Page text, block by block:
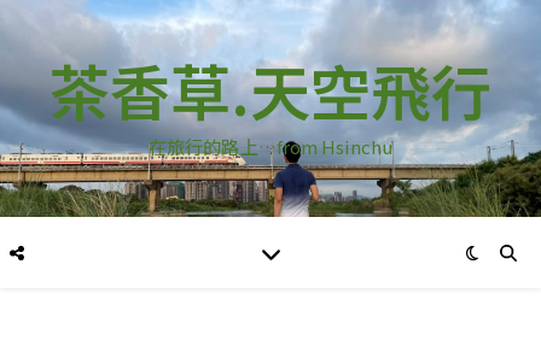
茶香草.天空飛行
在旅行的路上…from Hsinchu